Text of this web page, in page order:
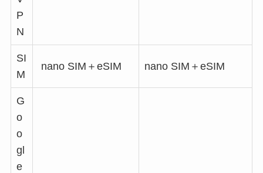
P
N
SI
M
nano SIM＋eSIM nano SIM＋eSIM
G
o
o
gl
e